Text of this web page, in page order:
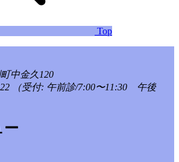
Top
中金久120
（受付: 午前診/7:00〜11:30 午後
ー